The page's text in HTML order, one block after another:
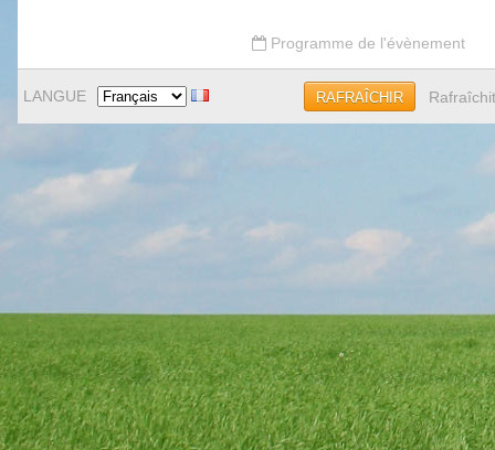
Programme de l'évènement
LANGUE RAFRAÎCHIR